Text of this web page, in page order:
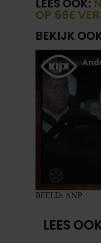
LEES OOK:
OP 66E
BEKIJK
BEELD: ANP
LEES